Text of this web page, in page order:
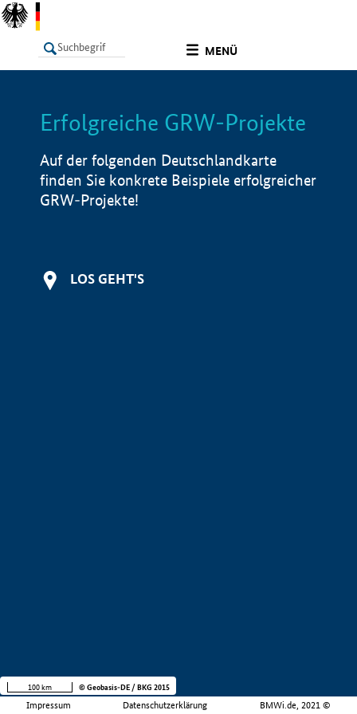
MENÜ
LISTE Info
Erfolgreiche GRW-Projekte
Auf der folgenden Deutschlandkarte
finden Sie konkrete Beispiele erfolgreicher
GRW-Projekte!
LOS GEHT'S
Impressum Datenschutzerklärung BMWi.de, 2021 ©
100 km © Geobasis-DE / BKG 2015